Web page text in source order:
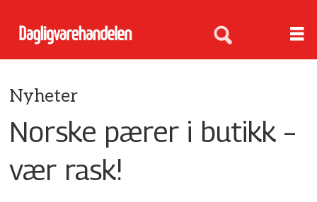
Nyheter
Norske pærer i butikk –
vær rask!